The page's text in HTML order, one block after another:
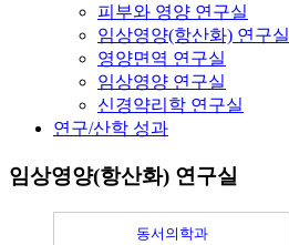
피부와 영양 연구실
임상영양(항산화) 연구실
영양면역 연구실
임상영양 연구실
신경약리학 연구실
연구/산학 성과
임상영양(항산화) 연구실
동서의학과